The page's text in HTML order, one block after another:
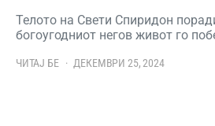
Телото на Свети Спиридон
богоугодниот негов живот го
ЧИТАЈ БЕ ДЕКЕМВРИ 25, 2024